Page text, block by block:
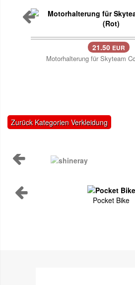
21.50 EUR
Motorhalterung für Skyteam
Zurück Kategorien Verkleidung
Pocket Bike